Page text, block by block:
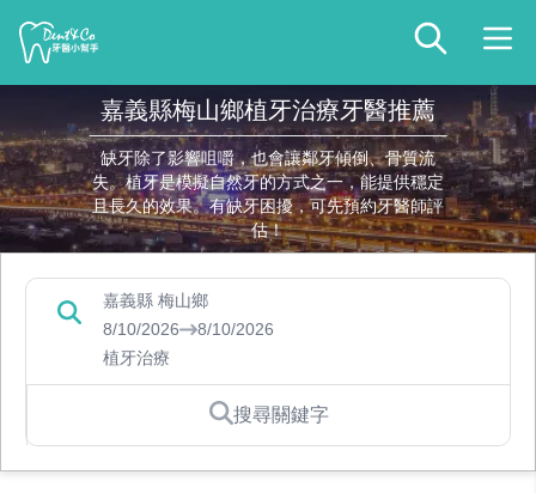
嘉義縣梅山鄉植牙治療牙醫推薦
缺牙除了影響咀嚼，也會讓鄰牙傾倒、骨質流
失。植牙是模擬自然牙的方式之一，能提供穩定
且長久的效果。有缺牙困擾，可先預約牙醫師評
估！
嘉義縣 梅山鄉
8/10/2026
8/10/2026
植牙治療
搜尋關鍵字